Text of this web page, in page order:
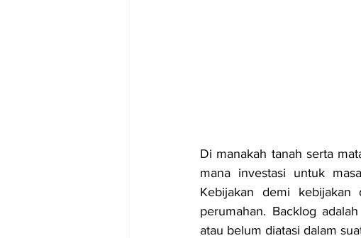
Di manakah tanah serta
mana investasi untuk
Kebijakan demi
perumahan. Backlog
atau belum diatasi dalam